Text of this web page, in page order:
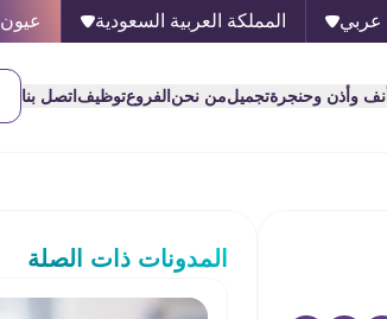
عربي المملكة العربية السعودية عيون
أنف وأذن وحنجرةتجميلمن نحن الفروعتوظيف اتصل بنا
المدونات ذات الصلة